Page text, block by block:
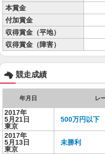
本賞金
付加賞金
収得賞金（平地）
収得賞金（障害）
競走成績
年月日 レ
2017年
5月21日
東京
500万円以下
2017年
5月13日
東京
未勝利